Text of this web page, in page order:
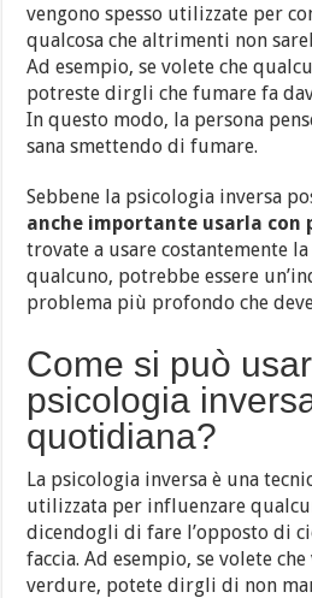
vengono spesso utilizzate per
qualcosa che altrimenti non
Ad esempio, se volete che
potreste dirgli che fumare fa
In questo modo, la persona
sana smettendo di fumare.
Sebbene la psicologia inversa
anche importante usarla con
trovate a usare costantemente
qualcuno, potrebbe essere
problema più profondo che
Come si può
psicologia
quotidiana?
La psicologia inversa è una
utilizzata per influenzare
dicendogli di fare l’opposto di
faccia. Ad esempio, se volete
verdure, potete dirgli di non